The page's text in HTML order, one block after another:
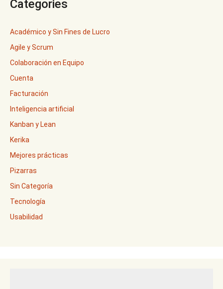
Categories
Académico y Sin Fines de Lucro
Agile y Scrum
Colaboración en Equipo
Cuenta
Facturación
Inteligencia artificial
Kanban y Lean
Kerika
Mejores prácticas
Pizarras
Sin Categoría
Tecnología
Usabilidad